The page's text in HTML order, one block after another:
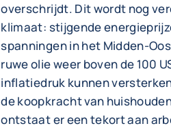
overschrijdt. Dit wordt nog
klimaat: stijgende
spanningen in het Midden-
ruwe olie weer boven de 100
inflatiedruk kunnen
de koopkracht van
ontstaat er een tekort aan